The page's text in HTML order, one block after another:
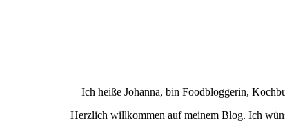
Ich heiße Johanna, bin Foodbloggerin,
Herzlich willkommen auf meinem Blog. Ich